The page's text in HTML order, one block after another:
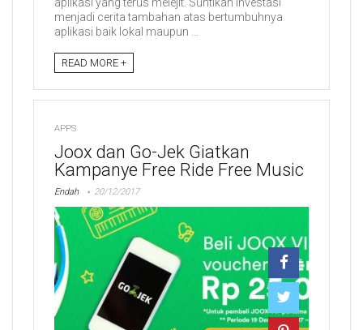
aplikasi yang terus melejit. Suntikan investasi
menjadi cerita tambahan atas bertumbuhnya
aplikasi baik lokal maupun ...
READ MORE +
APPS
Joox dan Go-Jek Giatkan
Kampanye Free Ride Free Music
Endah 20/12/2017